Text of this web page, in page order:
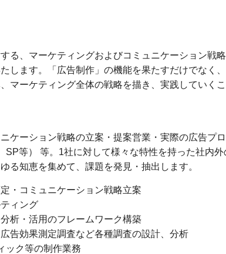
る、マーケティングおよびコミュニケーション戦
します。「広告制作」の機能を果たすだけでなく
マーケティング全体の戦略を描き、実践していく
ケーション戦略の立案・提案営業・実際の広告プ
SP等） 等。1社に対して様々な特性を持った社内外
る知恵を集めて、課題を発見・抽出します。
・コミュニケーション戦略立案
ィング
析・活用のフレームワーク構築
告効果測定調査など各種調査の設計、分析
ック等の制作業務